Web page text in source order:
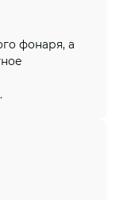
фонаря, а